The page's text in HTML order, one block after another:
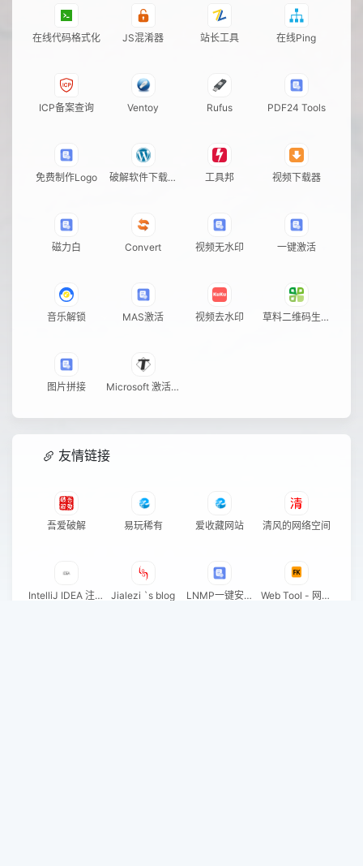
在线代码格式化 JS混淆器 站长工具 在线Ping
ICP备案查询 Ventoy Rufus PDF24 Tools
免费制作Logo
破解软件下载基
工具邦 视频下载器
磁力白 Convert 视频无水印 一键激活
音乐解锁 MAS激活 视频去水印
草料二维码生成
图片拼接
Microsoft 激活脚
友情链接
吾爱破解 易玩稀有 爱收藏网站 清风的网络空间
IntelliJ IDEA 注册
Jialezi `s blog
LNMP一键安装
Web Tool - 网址